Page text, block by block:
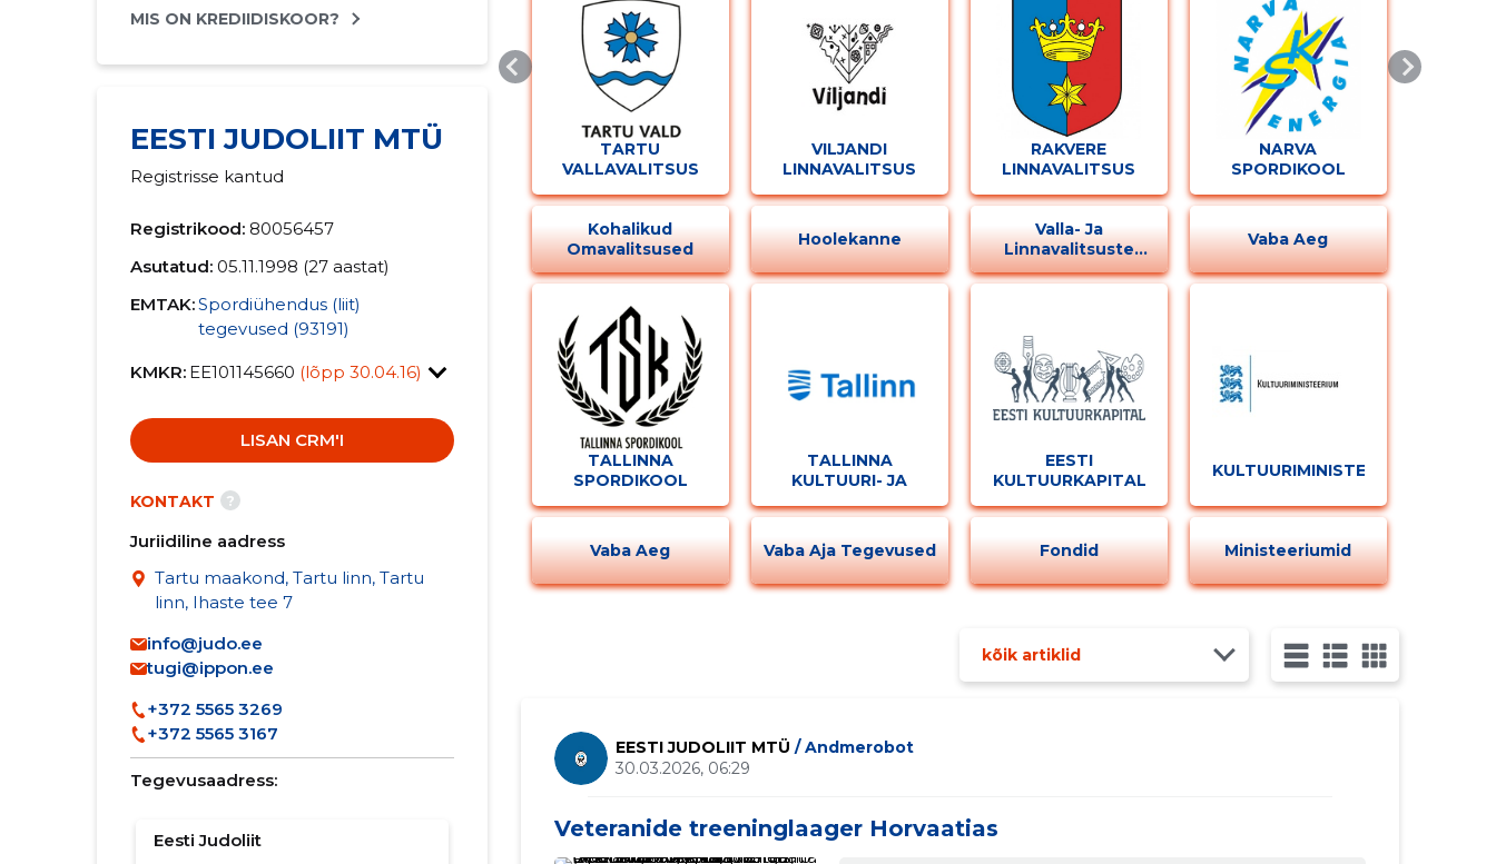
MIS ON KREDIIDISKOOR?
EESTI JUDOLIIT MTÜ
Registrisse kantud
Registrikood: 80056457
Asutatud: 05.11.1998 (27 aastat)
EMTAK:Spordiühendus (liit)
tegevused (93191)
KMKR: EE101145660 (lõpp 30.04.16)
LISAN CRM'I
KONTAKT ?
Juriidiline aadress
Tartu maakond, Tartu linn, Tartu
linn, Ihaste tee 7
info@judo.ee
tugi@ippon.ee
+372 5565 3269
+372 5565 3167
Tegevusaadress:
Eesti Judoliit
TARTU
VALLAVALITSUS
Kohalikud
Omavalitsused
VILJANDI
LINNAVALITSUS
Hoolekanne
RAKVERE
LINNAVALITSUS
Valla- Ja
Linnavalitsuste
Tegevus
NARVA
SPORDIKOOL
Vaba Aeg
TALLINNA
SPORDIKOOL
Vaba Aeg
TALLINNA
KULTUURI- JA
Vaba Aja Tegevused
EESTI
KULTUURKAPITAL
Fondid
KULTUURIMINISTEERIUM
Ministeeriumid
kõik artiklid
EESTI JUDOLIIT MTÜ / Andmerobot
30.03.2026, 06:29
Veteranide treeninglaager Horvaatias